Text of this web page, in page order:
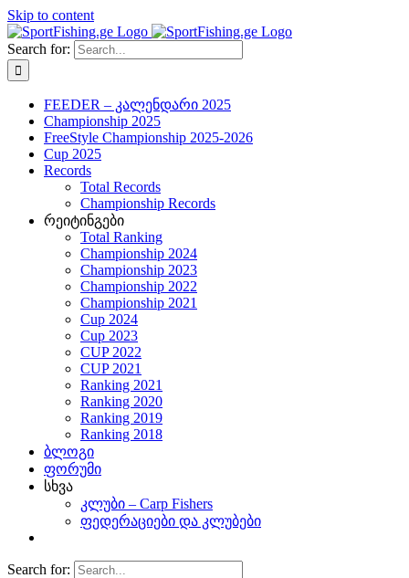
Skip to content
Search for:
FEEDER – კალენდარი 2025
Championship 2025
FreeStyle Championship 2025-2026
Cup 2025
Records
Total Records
Championship Records
რეიტინგები
Total Ranking
Championship 2024
Championship 2023
Championship 2022
Championship 2021
Cup 2024
Cup 2023
CUP 2022
CUP 2021
Ranking 2021
Ranking 2020
Ranking 2019
Ranking 2018
ბლოგი
ფორუმი
სხვა
კლუბი – Carp Fishers
ფედერაციები და კლუბები
Search for: